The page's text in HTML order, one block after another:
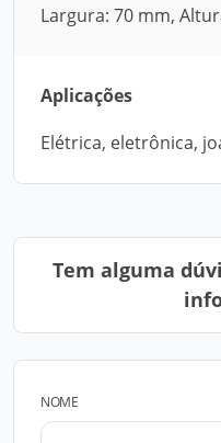
Largura: 70 mm,
Aplicações
Elétrica, eletrônica,
Tem alguma
NOME